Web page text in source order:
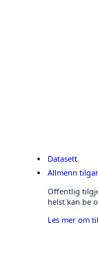
Datasett
Allmenn
Offentlig
helst kan be
Les mer om